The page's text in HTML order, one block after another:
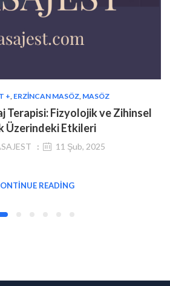
+ ERZINCAN MASÖZ MASÖZ
Terapisi: Fizyolojik ve Zihinsel
Üzerindeki Etkileri
11 Şub, 2025
READING